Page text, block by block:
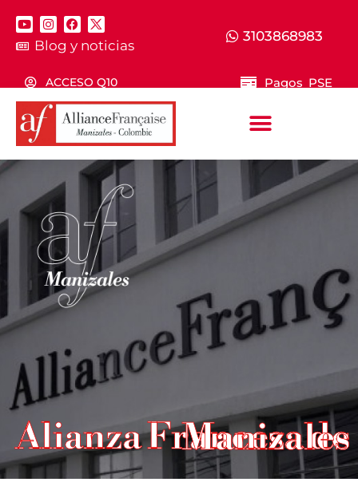
Blog y noticias
3103868983
ACCESO Q10 Pagos PSE
Alianza Francesa de Manizales